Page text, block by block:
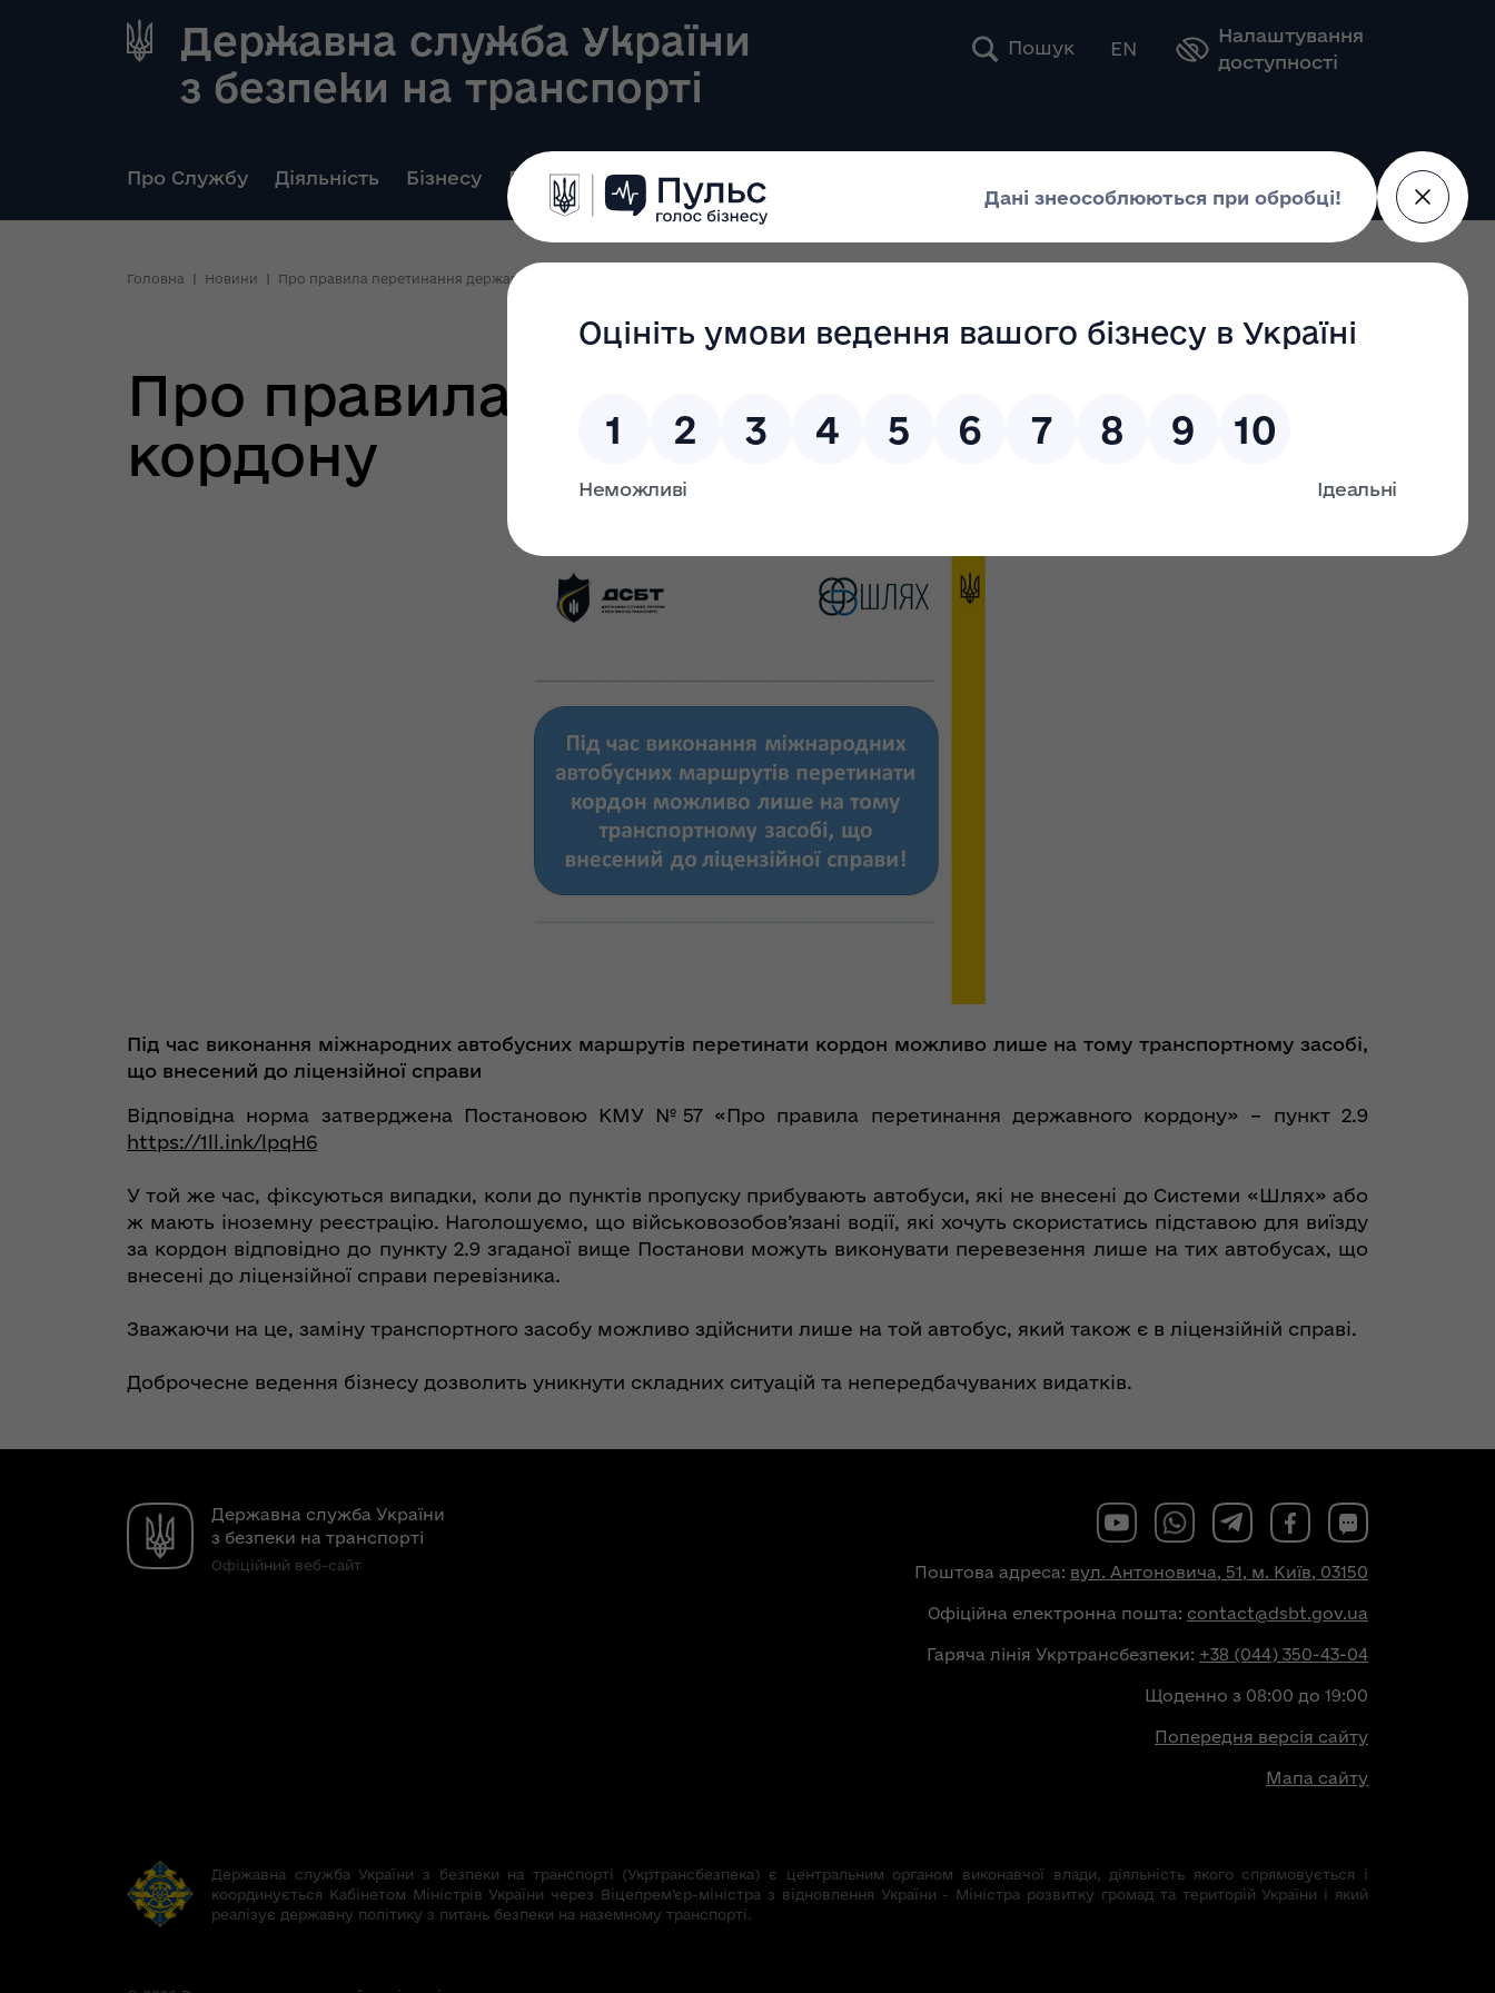
Державна служба України
з безпеки на транспорті
Пошук Оберіть свою мову
EN
Налаштування
доступності
Про Службу Діяльність Бізнесу Реєстри Громадянам
Головна Новини Про правила перетинання державного кордону
Про правила перетинання державного
кордону
Під час виконання міжнародних автобусних маршрутів перетинати кордон можливо лише на тому транспортному засобі,
що внесений до ліцензійної справи
Відповідна норма затверджена Постановою КМУ №57 «Про правила перетинання державного кордону» – пункт 2.9
https://1ll.ink/lpqH6
У той же час, фіксуються випадки, коли до пунктів пропуску прибувають автобуси, які не внесені до Системи «Шлях» або
ж мають іноземну реєстрацію. Наголошуємо, що військовозобов’язані водії, які хочуть скористатись підставою для виїзду
за кордон відповідно до пункту 2.9 згаданої вище Постанови можуть виконувати перевезення лише на тих автобусах, що
внесені до ліцензійної справи перевізника.
Зважаючи на це, заміну транспортного засобу можливо здійснити лише на той автобус, який також є в ліцензійній справі.
Доброчесне ведення бізнесу дозволить уникнути складних ситуацій та непередбачуваних видатків.
Державна служба України
з безпеки на транспорті
Офіційний веб-сайт Поштова адреса: вул. Антоновича, 51, м. Київ, 03150
Офіційна електронна пошта: contact@dsbt.gov.ua
Гаряча лінія Укртрансбезпеки: +38 (044) 350-43-04
Щоденно з 08:00 до 19:00
Попередня версія сайту
Мапа сайту
Державна служба України з безпеки на транспорті (Укртрансбезпека) є центральним органом виконавчої влади, діяльність якого спрямовується і
координується Кабінетом Міністрів України через Віцепрем’єр-міністра з відновлення України - Міністра розвитку громад та територій України і який
реалізує державну політику з питань безпеки на наземному транспорті.